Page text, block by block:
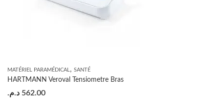
MATÉRIEL PARAMÉDICAL, SANTÉ
HARTMANN Veroval Tensiometre Bras
562.00 د.م.